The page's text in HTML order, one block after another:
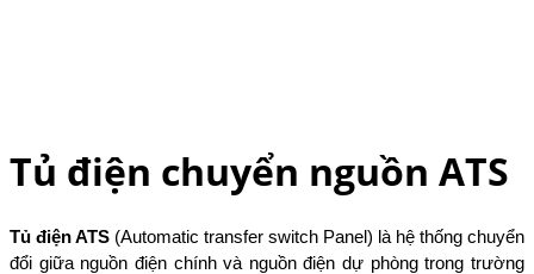
Tủ điện chuyển nguồn ATS
Tủ điện ATS (Automatic transfer switch Panel) là hệ thống chuyển
đổi giữa nguồn điện chính và nguồn điện dự phòng trong trường